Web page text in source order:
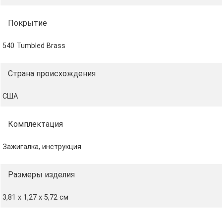
Покрытие
540 Tumbled Brass
Страна происхождения
США
Комплектация
Зажигалка, инструкция
Размеры изделия
3,81 х 1,27 x 5,72 cм